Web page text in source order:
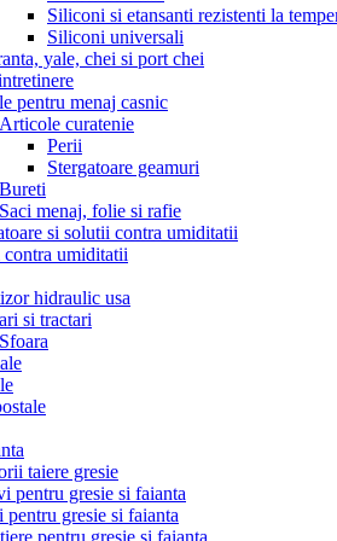
Siliconi si etansanti rezistenti la
Siliconi universali
yale, chei si port chei
pentru menaj casnic
Articole curatenie
Perii
Stergatoare geamuri
Bureti
Saci menaj, folie si rafie
si solutii contra umiditatii
contra umiditatii
hidraulic usa
si tractari
Sfoara
taiere gresie
pentru gresie si faianta
pentru gresie si faianta
pentru gresie si faianta